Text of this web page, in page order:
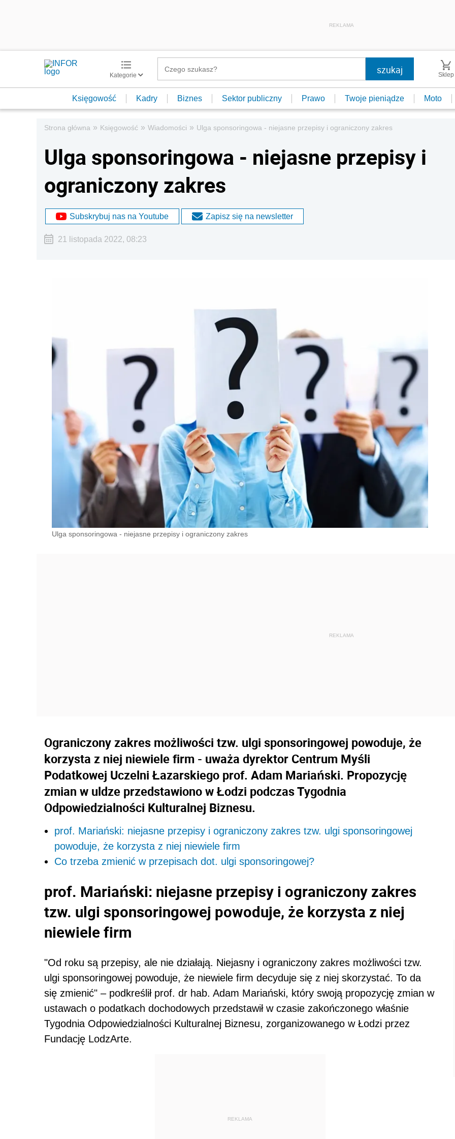
REKLAMA
Kategorie Sklep
Księgowość Kadry Biznes Sektor publiczny Prawo Twoje pieniądze Moto
Strona główna » Księgowość » Wiadomości » Ulga sponsoringowa - niejasne przepisy i ograniczony zakres
Ulga sponsoringowa - niejasne przepisy i
ograniczony zakres
Subskrybuj nas na Youtube Zapisz się na newsletter
21 listopada 2022, 08:23
Ulga sponsoringowa - niejasne przepisy i ograniczony zakres
Ograniczony zakres możliwości tzw. ulgi sponsoringowej powoduje, że
korzysta z niej niewiele firm - uważa dyrektor Centrum Myśli
Podatkowej Uczelni Łazarskiego prof. Adam Mariański. Propozycję
zmian w uldze przedstawiono w Łodzi podczas Tygodnia
Odpowiedzialności Kulturalnej Biznesu.
prof. Mariański: niejasne przepisy i ograniczony zakres tzw. ulgi sponsoringowej
powoduje, że korzysta z niej niewiele firm
Co trzeba zmienić w przepisach dot. ulgi sponsoringowej?
prof. Mariański: niejasne przepisy i ograniczony zakres
tzw. ulgi sponsoringowej powoduje, że korzysta z niej
niewiele firm
"Od roku są przepisy, ale nie działają. Niejasny i ograniczony zakres możliwości tzw.
ulgi sponsoringowej powoduje, że niewiele firm decyduje się z niej skorzystać. To da
się zmienić" – podkreślił prof. dr hab. Adam Mariański, który swoją propozycję zmian w
ustawach o podatkach dochodowych przedstawił w czasie zakończonego właśnie
Tygodnia Odpowiedzialności Kulturalnej Biznesu, zorganizowanego w Łodzi przez
Fundację LodzArte.
REKLAMA